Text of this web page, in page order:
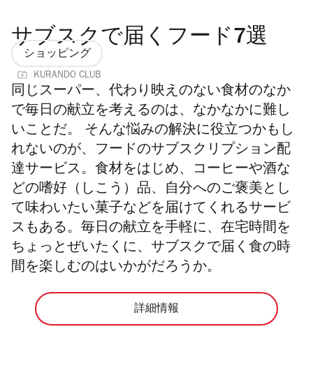
サブスクで届くフード7選
ショッピング
KURANDO CLUB
同じスーパー、代わり映えのない食材のなか
で毎日の献立を考えるのは、なかなかに難し
いことだ。 そんな悩みの解決に役立つかもし
れないのが、フードのサブスクリプション配
達サービス。食材をはじめ、コーヒーや酒な
どの嗜好（しこう）品、自分へのご褒美とし
て味わいたい菓子などを届けてくれるサービ
スもある。毎日の献立を手軽に、在宅時間を
ちょっとぜいたくに、サブスクで届く食の時
間を楽しむのはいかがだろうか。
詳細情報